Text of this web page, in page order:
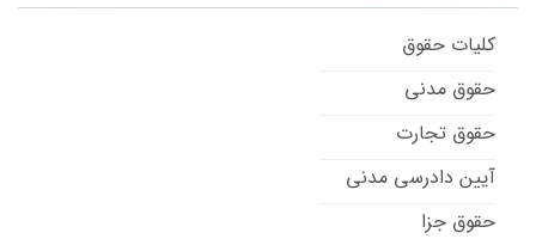
کلیات حقوق
حقوق مدنی
حقوق تجارت
آیین دادرسی مدنی
حقوق جزا